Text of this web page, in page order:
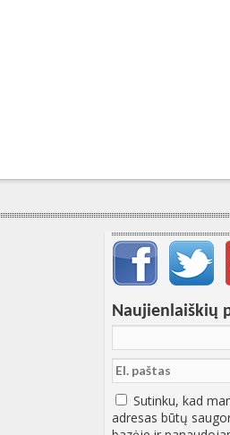
Svarbių įrašų meniu
Naujienlaiškių
Sutinku, kad
adresas būtų